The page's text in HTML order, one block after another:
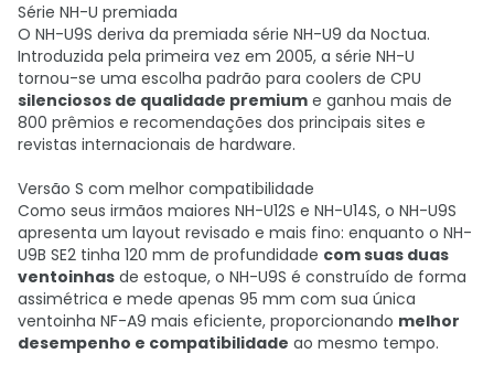
Série NH-U premiada
O NH-U9S deriva da premiada série NH-U9 da Noctua.
Introduzida pela primeira vez em 2005, a série NH-U
tornou-se uma escolha padrão para coolers de CPU
silenciosos de qualidade premium e ganhou mais de
800 prêmios e recomendações dos principais sites e
revistas internacionais de hardware.
Versão S com melhor compatibilidade
Como seus irmãos maiores NH-U12S e NH-U14S, o NH-U9S
apresenta um layout revisado e mais fino: enquanto o NH-
U9B SE2 tinha 120 mm de profundidade com suas duas
ventoinhas de estoque, o NH-U9S é construído de forma
assimétrica e mede apenas 95 mm com sua única
ventoinha NF-A9 mais eficiente, proporcionando melhor
desempenho e compatibilidade ao mesmo tempo.